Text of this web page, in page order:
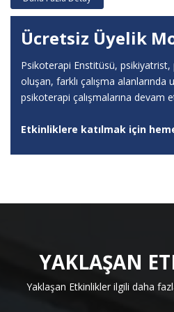
Ücretsiz Üyelik
Psikoterapi Enstitüsü,
oluşan, farklı çalışma alanlarında
psikoterapi çalışmalarına devam
Etkinliklere katılmak için
YAKLAŞAN
Yaklaşan Etkinlikler ilgili daha